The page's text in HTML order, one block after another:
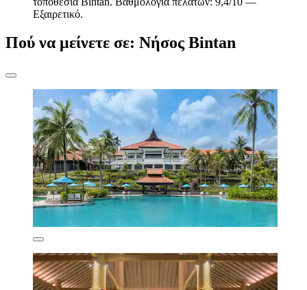
Εξαιρετικό.
Πού να μείνετε σε: Νήσος Bintan